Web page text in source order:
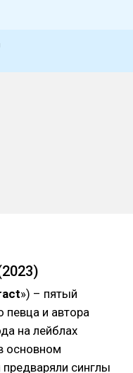
») – пятый
певца и автора
на лейблах
основном
синглы